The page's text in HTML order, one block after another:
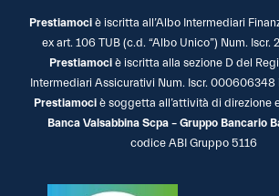
Prestiamoci è iscritta all’Albo Intermediari
ex art. 106 TUB (c.d. “Albo Unico”) Num. Iscr.
Prestiamociè iscritta alla sezione D del
Intermediari Assicurativi Num. Iscr.
Prestiamoci è soggetta all’attività di direzione
Banca Valsabbina Scpa – Gruppo Bancario
codice ABI Gruppo 5116